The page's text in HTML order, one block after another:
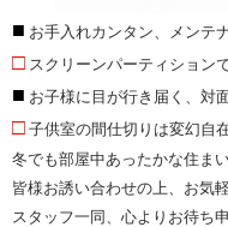
■ お手入れカンタン、メンテ
□ スクリーンパーティション
■ お子様に目が行き届く、対
□子供室の間仕切りは変幻自
冬でも部屋中あったかな住まい
皆様お誘い合わせの上、お気
スタッフ一同、心よりお待ち